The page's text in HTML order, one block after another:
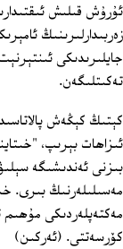
ئۇرۇش قىلىش
زەربىدارلىرىنىڭ
جايلىرىدىكى
تەكىتلىگەن.
كېتىڭ كېڭەش
ئىزاھات بېرىپ،
بىزنى ئەندىشىگە
مەسىلىلەرنىڭ بىرى.
مەكتەپلەردىكى مۇھىم
كۆرسەتتى. (ئەركىن)